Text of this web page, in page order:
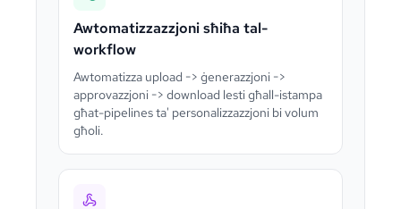
Awtomatizzazzjoni sħiħa tal-
workflow
Awtomatizza upload -> ġenerazzjoni ->
approvazzjoni -> download lesti għall-istampa
għat-pipelines ta' personalizzazzjoni bi volum
għoli.